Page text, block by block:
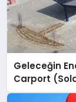
Geleceğin
Carport